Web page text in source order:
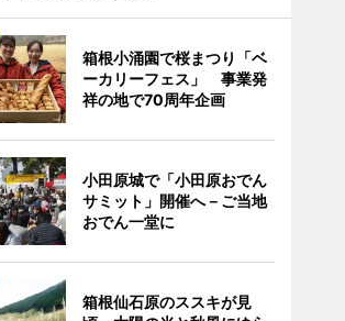
箱根小涌園で桜まつり「ベ
ーカリーフェス」 事業発
祥の地で70周年企画
小田原城で「小田原おでん
サミット」開催へ－ご当地
おでん一堂に
箱根仙石原のススキが見